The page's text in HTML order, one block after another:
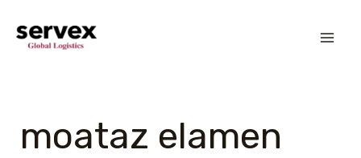
atla
moataz elamen